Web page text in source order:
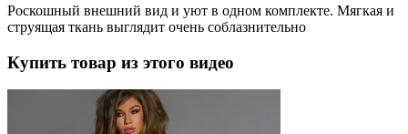
Роскошный внешний вид и уют в одном комплекте. Мягкая и
струящая ткань выглядит очень соблазнительно
Купить товар из этого видео